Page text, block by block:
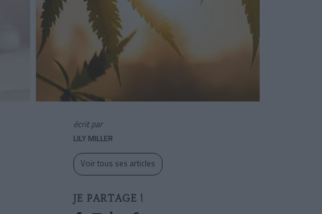
écrit par
LILY MILLER
Voir tous ses articles
JE PARTAGE !